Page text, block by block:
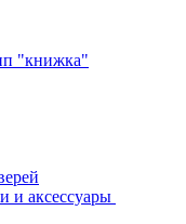
"книжка"
и аксессуары